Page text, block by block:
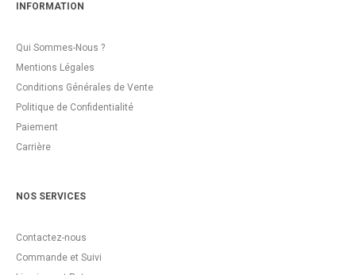
INFORMATION
Qui Sommes-Nous ?
Mentions Légales
Conditions Générales de Vente
Politique de Confidentialité
Paiement
Carrière
NOS SERVICES
Contactez-nous
Commande et Suivi